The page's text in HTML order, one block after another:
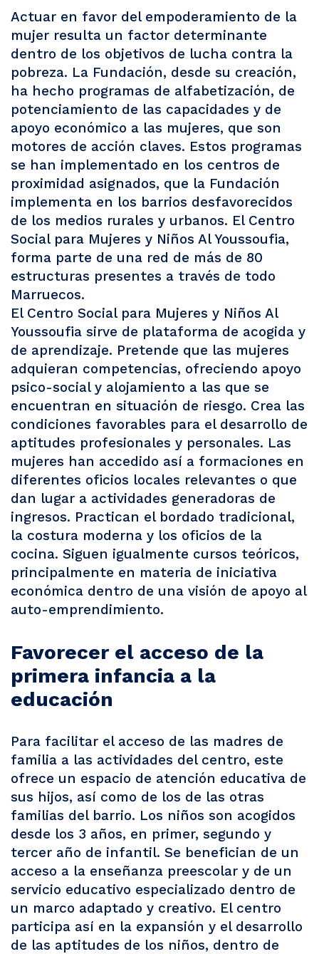
Actuar en favor del empoderamiento de la
mujer resulta un factor determinante
dentro de los objetivos de lucha contra la
pobreza. La Fundación, desde su creación,
ha hecho programas de alfabetización, de
potenciamiento de las capacidades y de
apoyo económico a las mujeres, que son
motores de acción claves. Estos programas
se han implementado en los centros de
proximidad asignados, que la Fundación
implementa en los barrios desfavorecidos
de los medios rurales y urbanos. El Centro
Social para Mujeres y Niños Al Youssoufia,
forma parte de una red de más de 80
estructuras presentes a través de todo
Marruecos.
El Centro Social para Mujeres y Niños Al
Youssoufia sirve de plataforma de acogida y
de aprendizaje. Pretende que las mujeres
adquieran competencias, ofreciendo apoyo
psico-social y alojamiento a las que se
encuentran en situación de riesgo. Crea las
condiciones favorables para el desarrollo de
aptitudes profesionales y personales. Las
mujeres han accedido así a formaciones en
diferentes oficios locales relevantes o que
dan lugar a actividades generadoras de
ingresos. Practican el bordado tradicional,
la costura moderna y los oficios de la
cocina. Siguen igualmente cursos teóricos,
principalmente en materia de iniciativa
económica dentro de una visión de apoyo al
auto-emprendimiento.
Favorecer el acceso de la
primera infancia a la
educación
Para facilitar el acceso de las madres de
familia a las actividades del centro, este
ofrece un espacio de atención educativa de
sus hijos, así como de los de las otras
familias del barrio. Los niños son acogidos
desde los 3 años, en primer, segundo y
tercer año de infantil. Se benefician de un
acceso a la enseñanza preescolar y de un
servicio educativo especializado dentro de
un marco adaptado y creativo. El centro
participa así en la expansión y el desarrollo
de las aptitudes de los niños, dentro de